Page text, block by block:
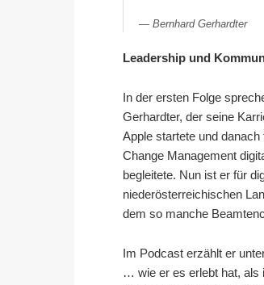
Bernhard Gerhardter
Leadership und
In der ersten Folge
Gerhardter, der seine
Apple startete und
Change Management
begleitete. Nun ist er für
niederösterreichischen
dem so manche
Im Podcast erzählt er
… wie er es erlebt hat, als